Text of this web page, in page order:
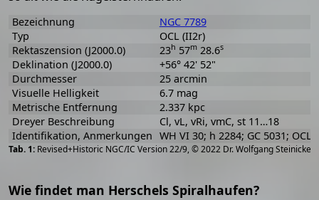
Revised+Historic NGC/IC Version 22/9, © 2022 Dr. Wolfgang Steinicke
Bezeichnung
NGC 7789
Typ
OCL (II2r)
Rektaszension (J2000.0)
23h 57m28.6s
Deklination (J2000.0)
+56° 42' 52"
Durchmesser
25 arcmin
Visuelle Helligkeit
6.7 mag
Metrische Entfernung
2.337 kpc
Dreyer Beschreibung
Cl, vL, vRi, vmC, st 11…18
Identifikation, Anmerkungen WH VI 30; h 2284; GC 5031; OCL
Wie findet man Herschels Spiralhaufen?